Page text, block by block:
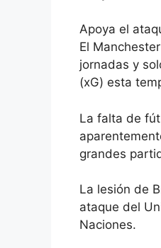
Apoya el
El
jornadas y
(xG) esta
La falta de
grandes
La lesión de
ataque del
Naciones.